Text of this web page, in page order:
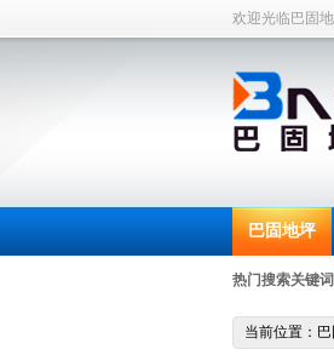
欢迎光临巴固
巴固地坪
联系中坡
热门搜索关键词
当前位置：